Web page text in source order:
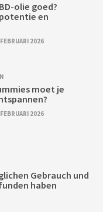
olie goed?
en
2026
moet je
2026
Gebrauch und
haben